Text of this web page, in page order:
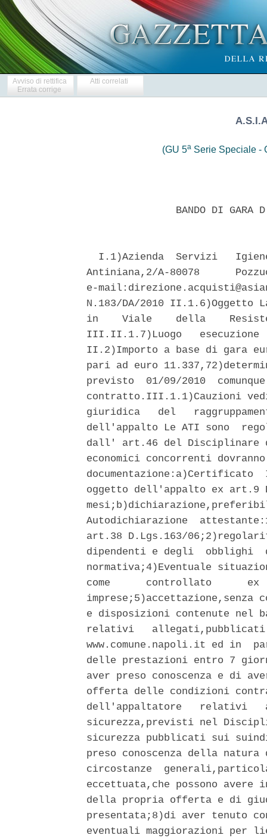
Avviso di rettifica
Errata corrige
Atti correlati
(GU 5a Serie Speciale -
BANDO DI GARA
I.1)Azienda  Servizi
Antiniana,2/A-80078
e-
N.183/DA/2010
in    Viale    della
III.II.1.7)Luogo
II.2)Importo a base di gara
pari ad euro
previsto  01/09/2010
contratto.III.1.1)Cauzioni
giuridica   del
dell'appalto Le ATI sono
dall' art.46 del Disciplinare
economici concorrenti
oggetto dell'appalto ex art.9
Autodichiarazione
art.38 D.Lgs.163/
dipendenti e degli  obblighi
normativa;4)Eventuale
come      controllato
e disposizioni contenute nel
relativi
www.comune.napoli.it ed in
delle prestazioni entro 7
aver preso conoscenza e di
offerta delle condizioni
dell'appaltatore   relativi
sicurezza,previsti nel
sicurezza pubblicati sui
preso conoscenza della
circostanze
eccettuata,che possono
della propria offerta e di
presentata;8)di aver tenuto
eventuali maggiorazioni per